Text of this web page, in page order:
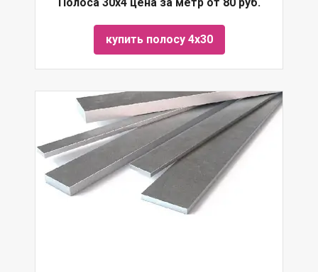
купить полосу 4х30